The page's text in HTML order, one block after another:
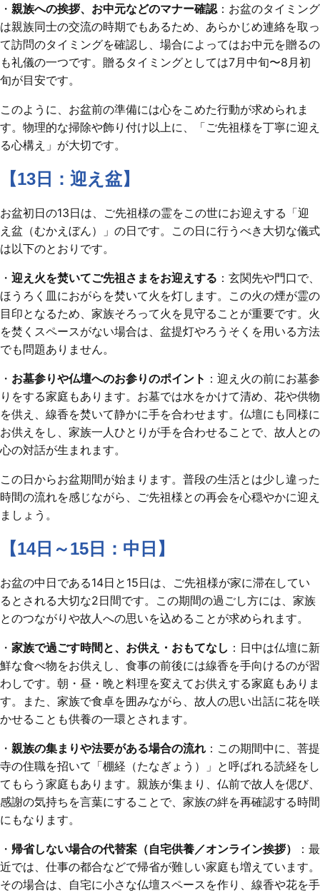
・ 親族への挨拶、お中元などのマナー確認 ：お盆のタイミング
は親族同士の交流の時期でもあるため、あらかじめ連絡を取っ
て訪問のタイミングを確認し、場合によってはお中元を贈るの
も礼儀の一つです。贈るタイミングとしては7月中旬〜8月初
旬が目安です。
このように、お盆前の準備には心をこめた行動が求められま
す。物理的な掃除や飾り付け以上に、「ご先祖様を丁寧に迎え
る心構え」が大切です。
【13日：迎え盆】
お盆初日の13日は、ご先祖様の霊をこの世にお迎えする「迎
え盆（むかえぼん）」の日です。この日に行うべき大切な儀式
は以下のとおりです。
・ 迎え火を焚いてご先祖さまをお迎えする ：玄関先や門口で、
ほうろく皿におがらを焚いて火を灯します。この火の煙が霊の
目印となるため、家族そろって火を見守ることが重要です。火
を焚くスペースがない場合は、盆提灯やろうそくを用いる方法
でも問題ありません。
・ お墓参りや仏壇へのお参りのポイント ：迎え火の前にお墓参
りをする家庭もあります。お墓では水をかけて清め、花や供物
を供え、線香を焚いて静かに手を合わせます。仏壇にも同様に
お供えをし、家族一人ひとりが手を合わせることで、故人との
心の対話が生まれます。
この日からお盆期間が始まります。普段の生活とは少し違った
時間の流れを感じながら、ご先祖様との再会を心穏やかに迎え
ましょう。
【14日～15日：中日】
お盆の中日である14日と15日は、ご先祖様が家に滞在してい
るとされる大切な2日間です。この期間の過ごし方には、家族
とのつながりや故人への思いを込めることが求められます。
・ 家族で過ごす時間と、お供え・おもてなし ：日中は仏壇に新
鮮な食べ物をお供えし、食事の前後には線香を手向けるのが習
わしです。朝・昼・晩と料理を変えてお供えする家庭もありま
す。また、家族で食卓を囲みながら、故人の思い出話に花を咲
かせることも供養の一環とされます。
・ 親族の集まりや法要がある場合の流れ ：この期間中に、菩提
寺の住職を招いて「棚経（たなぎょう）」と呼ばれる読経をし
てもらう家庭もあります。親族が集まり、仏前で故人を偲び、
感謝の気持ちを言葉にすることで、家族の絆を再確認する時間
にもなります。
・ 帰省しない場合の代替案（自宅供養／オンライン挨拶）
：最
近では、仕事の都合などで帰省が難しい家庭も増えています。
その場合は、自宅に小さな仏壇スペースを作り、線香や花を手